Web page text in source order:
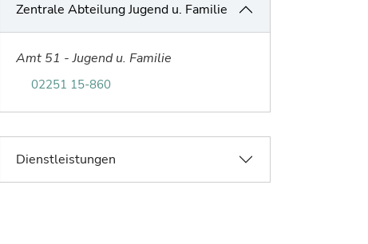
Zentrale Abteilung Jugend u. Familie
Amt 51 - Jugend u. Familie
02251 15-860Telefonnummer von Zentrale Abteilung Jugend
Dienstleistungen